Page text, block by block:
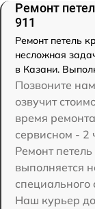
Ремонт
911
Ремонт петель
несложная
в Казани.
Позвоните
озвучит
время
сервисном - 2
Ремонт
выполняется
Наш курьер